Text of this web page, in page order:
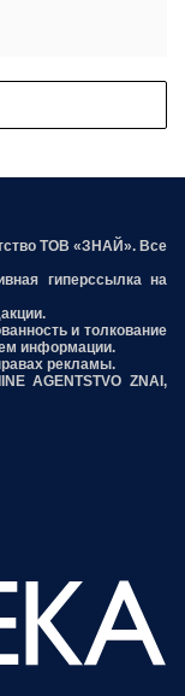
ТОВ «ЗНАЙ». Все
гиперссылка на
и толкование
информации.
рекламы.
AGENTSTVO ZNAI,